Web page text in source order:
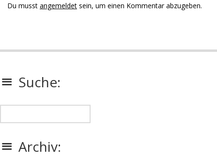
Du musst angemeldet sein, um einen Kommentar abzugeben.
Suche:
Archiv: